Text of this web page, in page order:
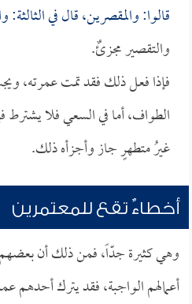
قالوا: والمقصرين، قال في الثالثة:
والتقصير مجزئٌ.
فإذا فعل ذلك فقد تمت عمرته،
الطواف، أما في السعي فلا
غيرُ متطهرٍ جاز وأجزأه ذلك.
أخطاءٌ تقع للمعتمرين
وهي كثيرة جدّاً، فمن ذلك أن
أعمالهم الواجبة، فقد يترك أحدهم